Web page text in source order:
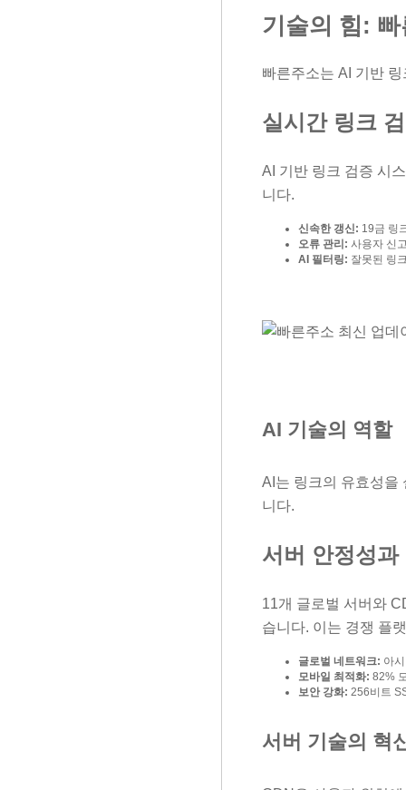
기술의 힘:
빠른주소는 AI 기반
실시간 링크
AI 기반 링크 검증 시
니다.
신속한 갱신: 19금 링
오류 관리: 사용자 신
AI 필터링: 잘못된 링
AI 기술의 역할
AI는 링크의 유효성을
니다.
서버 안정성
11개 글로벌 서버와
습니다. 이는 경쟁 플
글로벌 네트워크: 아
모바일 최적화: 82%
보안 강화: 256비트
서버 기술의 혁